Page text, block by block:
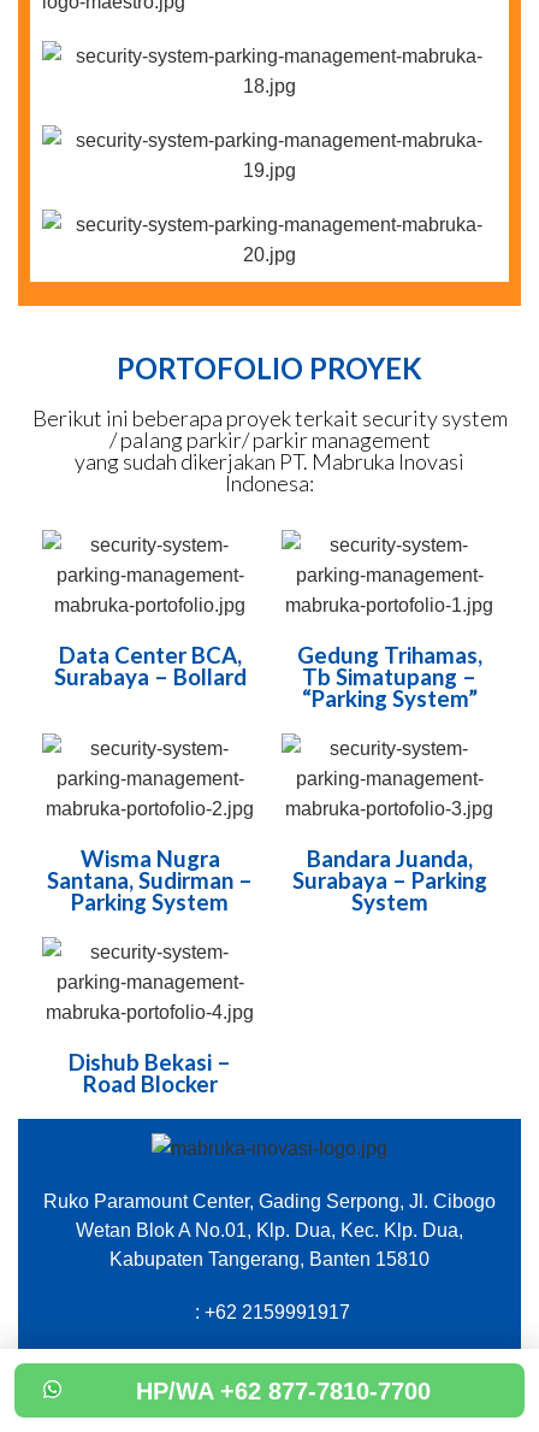
HP/WA +62 877-7810-7700
PORTOFOLIO PROYEK
Berikut ini beberapa proyek terkait security system
/ palang parkir/ parkir management
yang sudah dikerjakan PT. Mabruka Inovasi
Indonesa:
Data Center BCA,
Surabaya – Bollard
Gedung Trihamas,
Tb Simatupang –
“Parking System”
Wisma Nugra
Santana, Sudirman –
Parking System
Bandara Juanda,
Surabaya – Parking
System
Dishub Bekasi –
Road Blocker
Ruko Paramount Center, Gading Serpong, Jl. Cibogo
Wetan Blok A No.01, Klp. Dua, Kec. Klp. Dua,
Kabupaten Tangerang, Banten 15810
: +62 2159991917